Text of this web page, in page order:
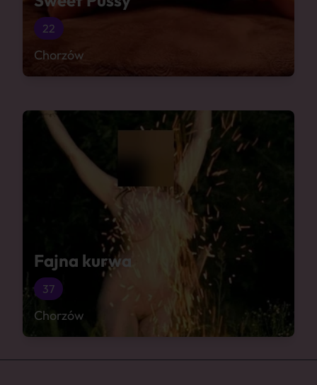
22
Chorzów
Fajna kurwa
37
Chorzów